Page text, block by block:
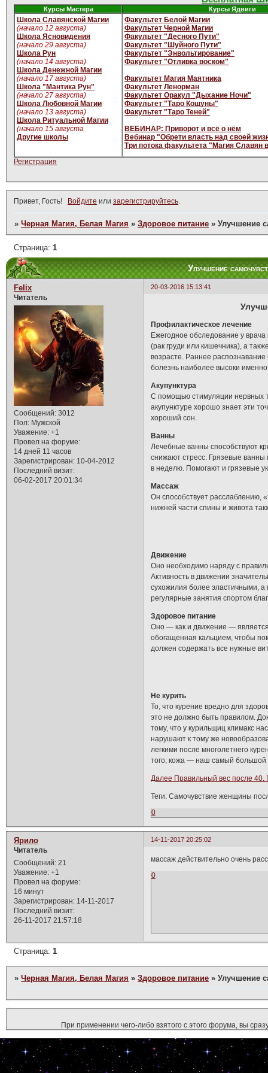
Курсы Мастера Курсы Ядвиги
Школа Славянской Магии
(начало 12 августа)
Школа Ясновидения
(начало 29 августа)
Школа Рун
(начало 14 августа)
Школа Денежной Магии
(начало 17 августа)
Школа "Мантика Рун"
(начало 27 августа)
Школа Любовной Магии
(начало 13 августа)
Школа Ритуальной Магии
(начало 15 августа
Другие школы
Факультет Белой Магии
Факультет Черной Магии
Факультет "Десного Пути"
Факультет "Шуйного Пути"
Факультет "Энвольтирование"
Факультет "Отливка воском"
Факультет Магия Маятника
Факультет Ленорман
Факультет Оракул "Дыхание Ночи"
Факультет "Таро Кощуны"
Факультет "Таро Теней"
ВЕБИНАР: Приворот и всё о нём
Вебинар "Обрети власть над своей
Три потока факультета "Магия Славян
Регистрация
Привет, Гость! Войдите или зарегистрируйтесь
»Черная Магия, Белая Магия »Здоровое питание »Улучшение
Улучшение
Страница: 1
20-03-2016 15:13:41
Felix
Читатель
Сообщений: 3012
Пол: Мужской
Уважение: +1
Провел на форуме:
14 дней 11 часов
Зарегистрирован: 10-04-2012
Последний визит:
06-02-2017 20:01:34
Профилактическое лечение
Ежегодное обследование у
(рак груди или кишечника), а
возрасте. Раннее
болезнь наиболее высоки
Акупунктура
С помощью стимуляции нервных
акупунктуре хорошо знает эти
хороший сон.
Ванны
Лечебные ванны способствуют
снижают стресс. Грязевые
в неделю. Помогают и грязевые
Массаж
Он способствует расслаблению,
нижней части спины и живота
Движение
Оно необходимо наряду с
Активность в движении
сухожилия более эластичными, а
регулярные занятия спортом
Здоровое питание
Оно — как и движение —
обогащенная кальцием, чтобы
должен содержать все нужные
Не курить
То, что курение вредно для
это не должно быть правилом.
тому, что у курильщиц климакс
нарушают к тому же
легкими после многолетнего
того, кожа — наш самый большой
Далее Правильный вес после
Теги: Самочувствие женщины
0
14-11-2017 20:25:02
Ярило
Читатель
Сообщений: 21
Уважение: +1
Провел на форуме:
16 минут
Зарегистрирован: 14-11-2017
Последний визит:
26-11-2017 21:57:18
массаж действительно очень
0
Страница: 1
»Черная Магия, Белая Магия »Здоровое питание »Улучшение
При применении чего-либо взятого с этого форума, вы